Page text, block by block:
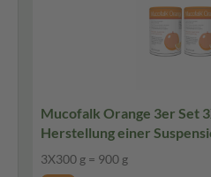
Mucofalk Orange 3er Set
Herstellung einer
3X300 g = 900 g